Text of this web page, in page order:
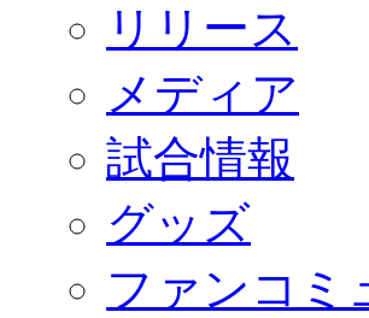
奈良クラブ明治安田Ｊ3リー
観戦ルール＆マナー
2026/27ファンコミュニティ
サポートショップ
GOODS
オフィシャルストア（実店舗）
オンラインストア
ACADEMY
アカデミーについて
コーチ&スタッフ
ジュニア
リリース
メディア
試合情報
グッズ
ファンコミ